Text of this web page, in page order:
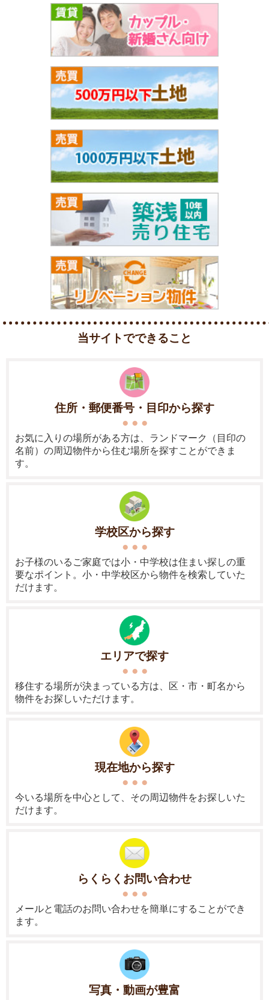
当サイトでできること
住所・郵便番号・目印から探す
お気に入りの場所がある方は、ランドマーク（目印の
名前）の周辺物件から住む場所を探すことができま
す。
学校区から探す
お子様のいるご家庭では小・中学校は住まい探しの重
要なポイント。小・中学校区から物件を検索していた
だけます。
エリアで探す
移住する場所が決まっている方は、区・市・町名から
物件をお探しいただけます。
現在地から探す
今いる場所を中心として、その周辺物件をお探しいた
だけます。
らくらくお問い合わせ
メールと電話のお問い合わせを簡単にすることができ
ます。
写真・動画が豊富